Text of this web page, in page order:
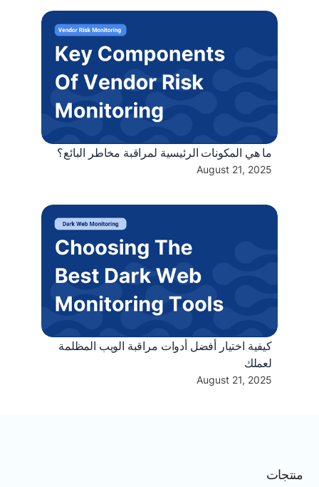
ما هي المكونات الرئيسية لمراقبة مخاطر البائع؟
August 21, 2025
كيفية اختيار أفضل أدوات مراقبة الويب المظلمة
لعملك
August 21, 2025
منتجات